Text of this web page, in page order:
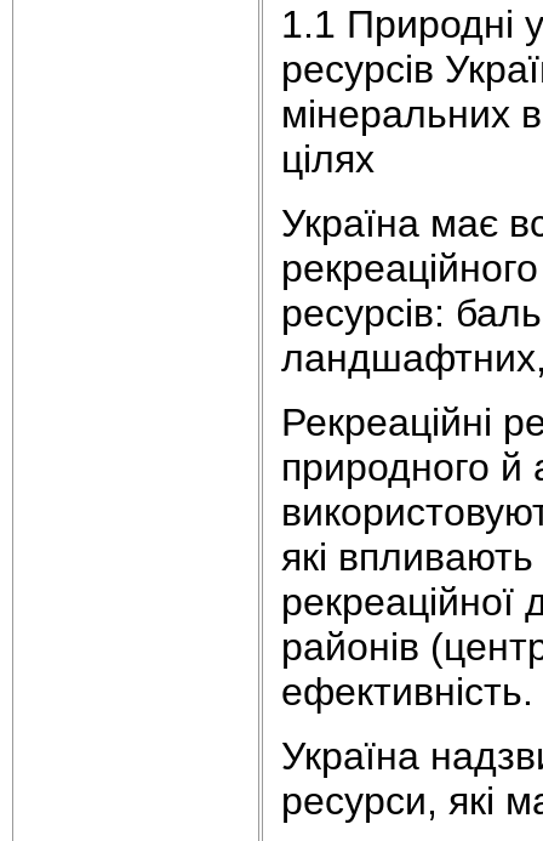
1.1 Природні
ресурсів
мінеральних
цілях
Україна має
ресурсів:
Рекреаційні
природного й
які
рекреаційної
районів
ефективність.
Україна
ресурси, які